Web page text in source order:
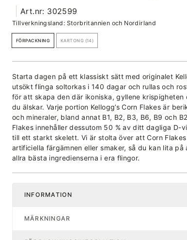
Art.nr: 302599
Tillverkningsland: Storbritannien och Nordirland
FÖRPACKNING KARTONG (14)
Starta dagen på ett klassiskt sätt med originalet
utsökt flinga soltorkas i 140 dagar och rullas och
för att skapa den där ikoniska, gyllene krispigheten
du älskar. Varje portion Kellogg’s Corn Flakes är
och mineraler, bland annat B1, B2, B3, B6, B9 och
Flakes innehåller dessutom 50 % av ditt dagliga D-
till ett starkt skelett. Vi är stolta över att Corn
artificiella färgämnen eller smaker, så du kan lita
allra bästa ingredienserna i era flingor.
INFORMATION
MÄRKNINGAR